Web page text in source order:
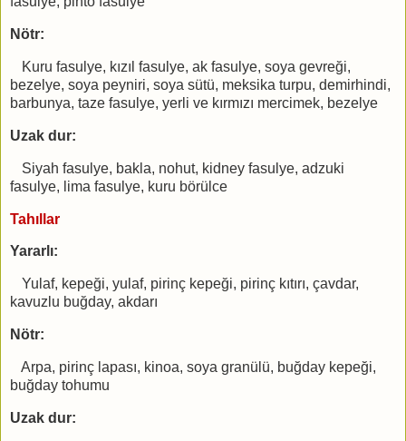
Nötr:
Kuru fasulye, kızıl fasulye, ak fasulye, soya gevreği,
bezelye, soya peyniri, soya sütü, meksika turpu, demirhindi,
barbunya, taze fasulye, yerli ve kırmızı mercimek, bezelye
Uzak dur:
Siyah fasulye, bakla, nohut, kidney fasulye, adzuki
fasulye, lima fasulye, kuru börülce
Tahıllar
Yararlı:
Yulaf, kepeği, yulaf, pirinç kepeği, pirinç kıtırı, çavdar,
kavuzlu buğday, akdarı
Nötr:
Arpa, pirinç lapası, kinoa, soya granülü, buğday kepeği,
buğday tohumu
Uzak dur: